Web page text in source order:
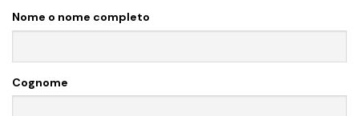
Nome o nome completo
Cognome